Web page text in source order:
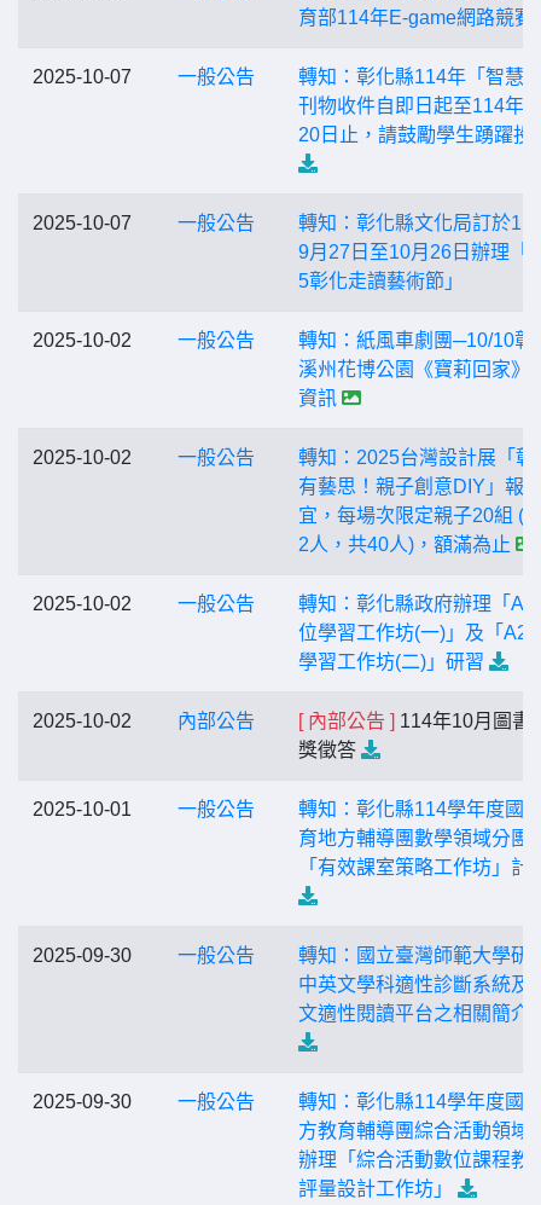
育部114年E-game網路競賽
2025-10-07 一般公告
轉知：彰化縣114年「智慧
刊物收件自即日起至114年
20日止，請鼓勵學生踴躍投
2025-10-07 一般公告
轉知：彰化縣文化局訂於
9月27日至10月26日辦理「
5彰化走讀藝術節」
2025-10-02 一般公告
轉知：紙風車劇團─10/10彰
溪州花博公園《寶莉回家》
資訊
2025-10-02 一般公告
轉知：2025台灣設計展「彰
有藝思！親子創意DIY」報
宜，每場次限定親子20組 (
2人，共40人)，額滿為止
2025-10-02 一般公告
轉知：彰化縣政府辦理「A1
位學習工作坊(一)」及「A2
學習工作坊(二)」研習
2025-10-02 內部公告 [ 內部公告 ] 114年10月圖書
獎徵答
2025-10-01 一般公告
轉知：彰化縣114學年度國
育地方輔導團數學領域分團
「有效課室策略工作坊」計
2025-09-30 一般公告
轉知：國立臺灣師範大學研
中英文學科適性診斷系統及
文適性閱讀平台之相關簡介
2025-09-30 一般公告
轉知：彰化縣114學年度國
方教育輔導團綜合活動領域
辦理「綜合活動數位課程教
評量設計工作坊」